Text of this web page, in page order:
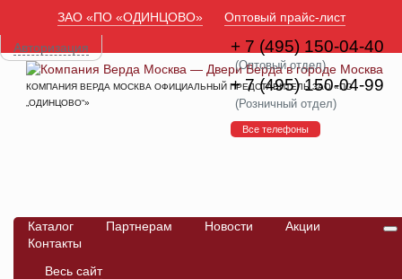
ЗАО «ПО «ОДИНЦОВО» Оптовый прайс-лист
Авторизация
КОМПАНИЯ ВЕРДА МОСКВА ОФИЦИАЛЬНЫЙ ПРЕДСТАВИТЕЛЬ ЗАО «ПО
„ОДИНЦОВО“»
+ 7 (495) 150-04-40
(Оптовый отдел)
+ 7 (495) 150-04-99
(Розничный отдел)
Все телефоны
Каталог Партнерам Новости
Акции
Контакты
Весь сайт